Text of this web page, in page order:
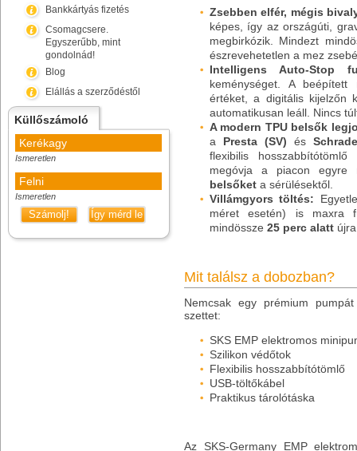
Bankkártyás fizetés
Csomagcsere.
Egyszerűbb, mint
gondolnád!
Blog
Elállás a szerződéstől
Küllőszámoló
Kerékagy
Ismeretlen
Felni
Ismeretlen
Számolj! Így mérd le
Zsebben elfér, mégis
képes, így az országúti,
megbirkózik. Mindezt
észrevehetetlen a mez
Intelligens Auto-Stop
keménységet. A beépített
értéket, a digitális kijelzőn
automatikusan leáll. Nincs
A modern TPU belsők
a Presta (SV) és
flexibilis
megóvja a piacon egyre
belsőket a sérülésektől.
Villámgyors töltés:
méret esetén) is maxra
mindössze 25 perc alatt
Mit találsz a dobozban?
Nemcsak egy prémium
szettet:
SKS EMP elektromos
Szilikon védőtok
Flexibilis hosszabbítótömlő
USB-töltőkábel
Praktikus tárolótáska
Az SKS-Germany EMP